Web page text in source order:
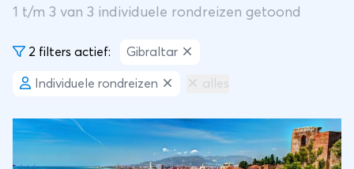
1 t/m 3 van 3 individuele rondreizen getoond
2 filters actief: Gibraltar
Individuele rondreizen alles